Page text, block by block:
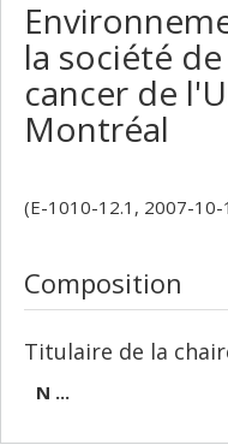
la société
cancer de
Montréal
(E-1010-12.1, 2007-
Composition
Titulaire de la
N ...